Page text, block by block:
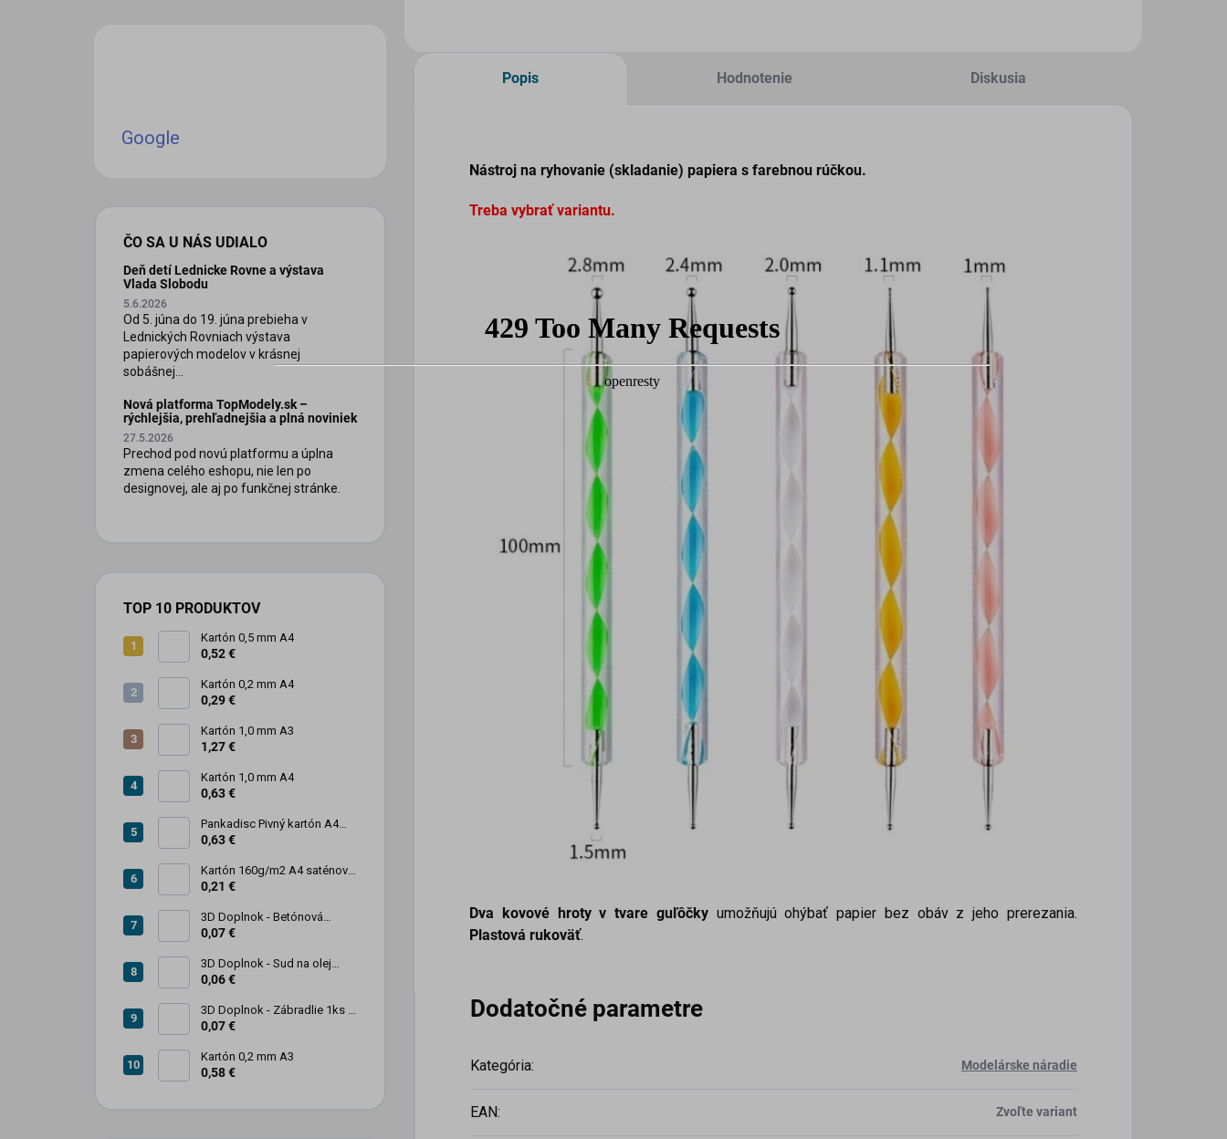
Google
ČO SA U NÁS UDIALO
Deň detí Lednicke Rovne a výstava
Vlada Slobodu
5.6.2026
Od 5. júna do 19. júna prebieha v
Lednických Rovniach výstava
papierových modelov v krásnej
sobášnej...
Nová platforma TopModely.sk –
rýchlejšia, prehľadnejšia a plná noviniek
27.5.2026
Prechod pod novú platformu a úplna
zmena celého eshopu, nie len po
designovej, ale aj po funkčnej stránke.
TOP 10 PRODUKTOV
Kartón 0,5 mm A4
0,52 €
Kartón 0,2 mm A4
0,29 €
Kartón 1,0 mm A3
1,27 €
Kartón 1,0 mm A4
0,63 €
Pankadisc Pivný kartón A4
1mm 420g
0,63 €
Kartón 160g/m2 A4 saténový
biely povrch
0,21 €
3D Doplnok - Betónová
zábrana 1ks
0,07 €
3D Doplnok - Sud na olej
kovový 250L - 1ks
0,06 €
3D Doplnok - Zábradlie 1ks +
stojan 2ks
0,07 €
Kartón 0,2 mm A3
0,58 €
Popis Hodnotenie Diskusia
Nástroj na ryhovanie (skladanie) papiera s farebnou rúčkou.
Treba vybrať variantu.
Dva kovové hroty v tvare guľôčkyumožňujú ohýbať papier bez obáv z jeho prerezania.
Plastová rukoväť.
Dodatočné parametre
Kategória: Modelárske náradie
EAN: Zvoľte variant